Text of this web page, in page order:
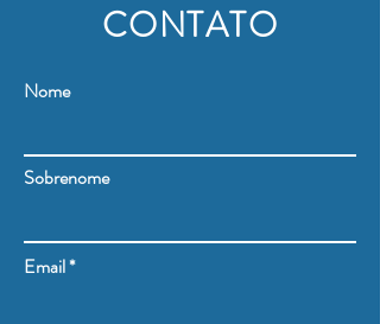
CONTATO
Nome
Sobrenome
Email